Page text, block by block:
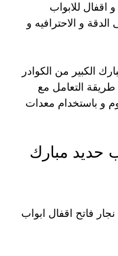
اقفال للابواب
الدقة و الاحترافيه و
الكبير من الكوادر
طريقة التعامل مع
و باستخدام معدات
حديد مبارك
فاتح اقفال ابواب